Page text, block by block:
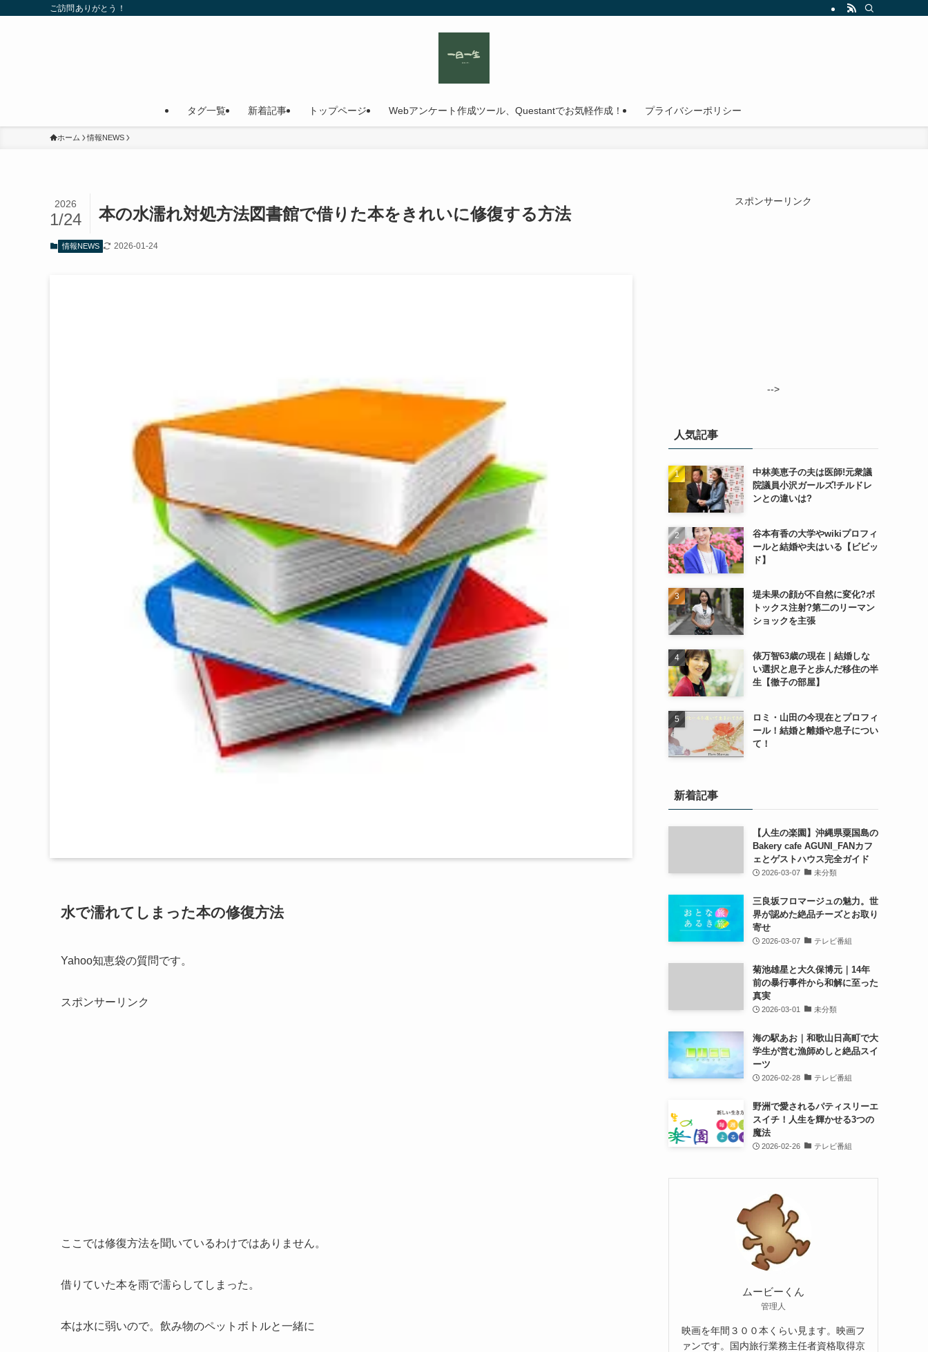
ご訪問ありがとう！
タグ一覧 新着記事 トップページ Webアンケート作成ツール、Questantでお気軽作成！ プライバシーポリシー
ホーム 情報NEWS
本の水濡れ対処方法図書館で借りた本をきれいに修復する方法
2026
1/24
情報NEWS 2026-01-24
水で濡れてしまった本の修復方法
Yahoo知恵袋の質問です。
スポンサーリンク
ここでは修復方法を聞いているわけではありません。
借りていた本を雨で濡らしてしまった。
本は水に弱いので。飲み物のペットボトルと一緒に
スポンサーリンク
-->
人気記事
中林美恵子の夫は医師!元衆議
院議員小沢ガールズ!チルドレ
ンとの違いは?
谷本有香の大学やwikiプロフィ
ールと結婚や夫はいる【ビビッ
ド】
堤未果の顔が不自然に変化?ボ
トックス注射?第二のリーマン
ショックを主張
俵万智63歳の現在｜結婚しな
い選択と息子と歩んだ移住の半
生【徹子の部屋】
ロミ・山田の今現在とプロフィ
ール！結婚と離婚や息子につい
て！
新着記事
【人生の楽園】沖縄県粟国島の
Bakery cafe AGUNI_FANカフ
ェとゲストハウス完全ガイド
2026-03-07 未分類
三良坂フロマージュの魅力。世
界が認めた絶品チーズとお取り
寄せ
2026-03-07 テレビ番組
菊池雄星と大久保博元｜14年
前の暴行事件から和解に至った
真実
2026-03-01 未分類
海の駅あお｜和歌山日高町で大
学生が営む漁師めしと絶品スイ
ーツ
2026-02-28 テレビ番組
野洲で愛されるパティスリーエ
スイチ！人生を輝かせる3つの
魔法
2026-02-26 テレビ番組
ムービーくん
管理人
映画を年間３００本くらい見ます。映画フ
ァンです。国内旅行業務主任者資格取得京